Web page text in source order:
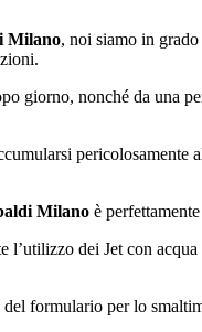
Milano, noi siamo in
giorno, nonché da una
Milano è
dei Jet con
del formulario per lo